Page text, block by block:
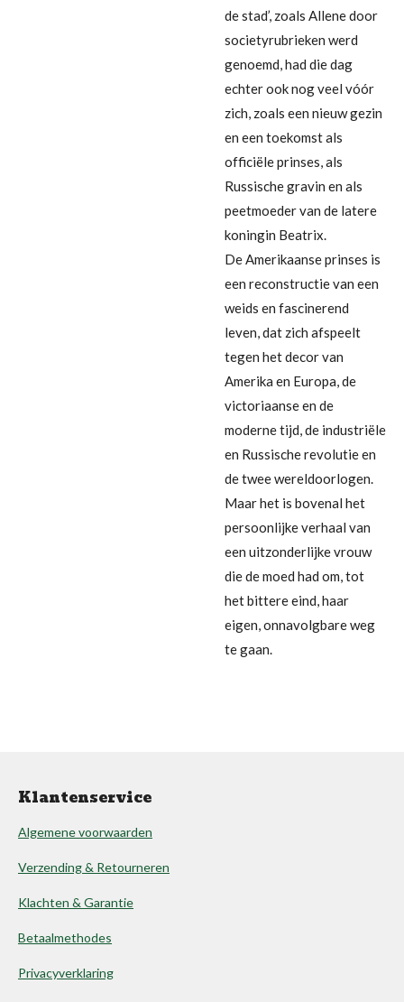
de stad’, zoals Allene door
societyrubrieken werd
genoemd, had die dag
echter ook nog veel vóór
zich, zoals een nieuw gezin
en een toekomst als
officiële prinses, als
Russische gravin en als
peetmoeder van de latere
koningin Beatrix.
De Amerikaanse prinses is
een reconstructie van een
weids en fascinerend
leven, dat zich afspeelt
tegen het decor van
Amerika en Europa, de
victoriaanse en de
moderne tijd, de industriële
en Russische revolutie en
de twee wereldoorlogen.
Maar het is bovenal het
persoonlijke verhaal van
een uitzonderlijke vrouw
die de moed had om, tot
het bittere eind, haar
eigen, onnavolgbare weg
te gaan.
Klantenservice
Algemene voorwaarden
Verzending & Retourneren
Klachten & Garantie
Betaalmethodes
Privacyverklaring